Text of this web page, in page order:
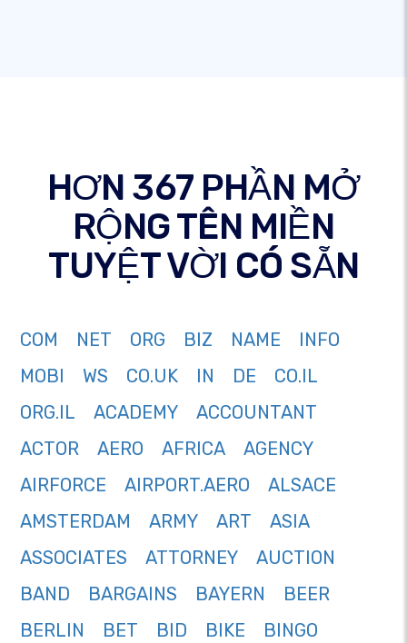
HƠN 367 PHẦN MỞ
RỘNG TÊN MIỀN
TUYỆT VỜI CÓ SẴN
COM NET ORG BIZ NAME
INFO
MOBI
WS CO.UK IN DE
CO.IL
ORG.IL
ACADEMY
ACCOUNTANT
ACTOR
AERO AFRICA
AGENCY
AIRFORCE
AIRPORT.AERO
ALSACE
AMSTERDAM
ARMY ART
ASIA
ASSOCIATES
ATTORNEY
AUCTION
BAND
BARGAINS BAYERN
BEER
BERLIN
BET BID BIKE
BINGO